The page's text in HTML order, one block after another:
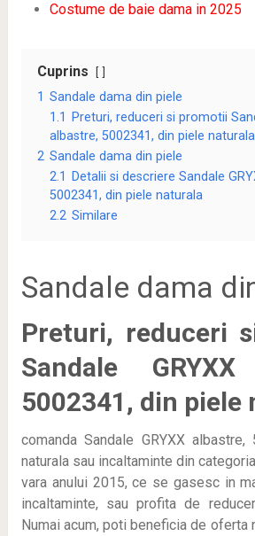
Costume de baie dama in 2025
Cuprins
1 Sandale dama din piele
1.1
Preturi, reduceri si promotii
albastre, 5002341, din piele
2 Sandale dama din piele
2.1
Detalii si descriere Sandale
5002341, din piele naturala
2.2 Similare
Sandale dama
Preturi, reduceri
Sandale
5002341, din piele
comanda Sandale GRYXX
naturala sau incaltaminte din
vara anului 2015, ce se gasesc in
incaltaminte, sau profita de
Numai acum, poti beneficia de oferta